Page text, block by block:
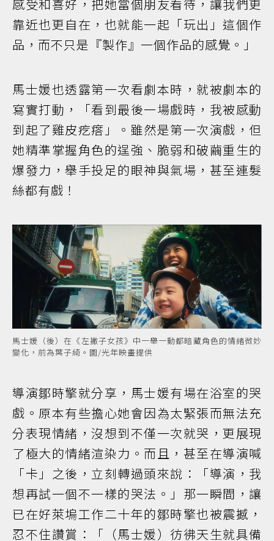
感受和喜好，把她當個朋友看待，讓我們更
靠近也更自在，也就能一起「玩出」這個作
品，而不只是『製作』一個作品的感覺。」
馬士媛也透露第一次看劇本時，就被劇本的
寫實打動，「看到最後一場戲時，我被感動
到起了雞皮疙瘩」。雖然是第一次演戲，但
她精準掌握角色的逞強、脆弱和破繭重生的
爆發力，舉手投足的眼神與氣場，甚至連髮
絲都有戲！
馬士媛（後）在《左撇子女孩》中一舉一動都暗藏角色的情緒微妙
變化，前為葉子綺。圖/光年映畫提供
導演鄒時擎就分享，馬士媛有場在浴室的哭
戲。原本有些擔心她會因為太緊張而無法充
分表現情緒，沒想到不僅一次就哭，更展現
了極大的情緒渲染力。而且，甚至在導演喊
「卡」之後，立刻轉過頭來說：「導演，我
想再試一個不一樣的哭法。」那一瞬間，讓
已在好萊塢工作二十年的鄒時擎也被震撼，
忍不住讚賞：「（馬士媛）彷彿天生就具備